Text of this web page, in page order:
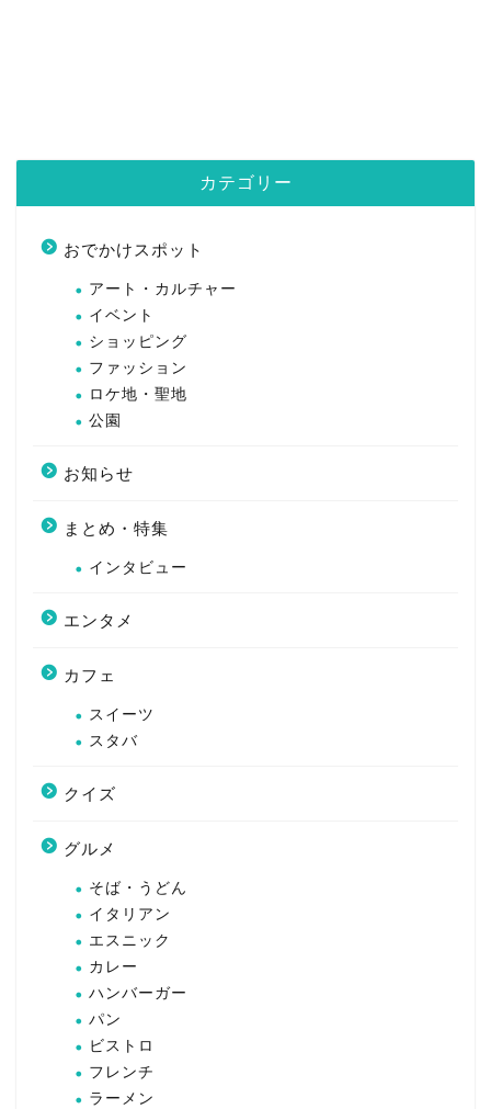
カテゴリー
おでかけスポット
アート・カルチャー
イベント
ショッピング
ファッション
ロケ地・聖地
公園
お知らせ
まとめ・特集
インタビュー
エンタメ
カフェ
スイーツ
スタバ
クイズ
グルメ
そば・うどん
イタリアン
エスニック
カレー
ハンバーガー
パン
ビストロ
フレンチ
ラーメン